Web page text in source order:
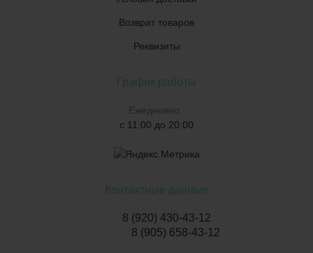
Возврат товаров
Реквизиты
График работы
Ежедневно
с 11:00 до 20:00
Контактные данные
8 (920) 430-43-12
8 (905) 658-43-12